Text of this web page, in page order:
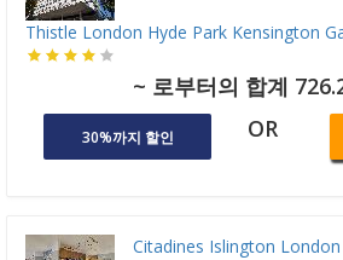
Thistle London Hyde Park Kensington
~ 로부터의 합계
30%까지 할인 OR
Citadines Islington London